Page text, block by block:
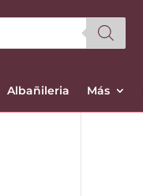
Albañileria Más